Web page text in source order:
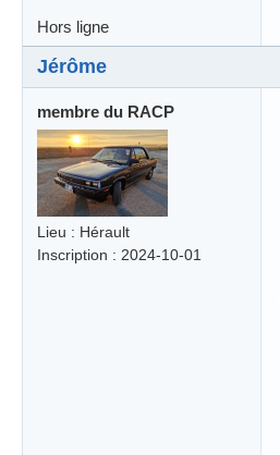
Hors ligne
Jérôme
membre du RACP
Lieu : Hérault
Inscription : 2024-10-01